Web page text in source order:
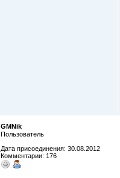
GMNik
Пользователь
Дата присоединения: 30.08.2012
Комментарии: 176